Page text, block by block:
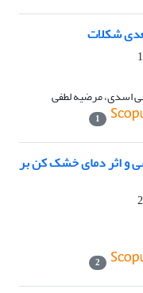
شکلات
اسدی، مرضیه لطفی
1
و اثر دمای خشک کن بر
2